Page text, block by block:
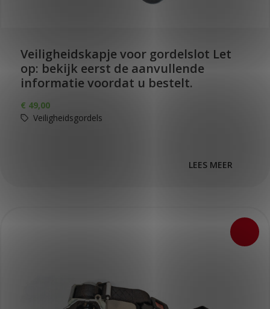
Veiligheidskapje voor gordelslot Let
op: bekijk eerst de aanvullende
informatie voordat u bestelt.
€ 49,00
Veiligheidsgordels
LEES MEER